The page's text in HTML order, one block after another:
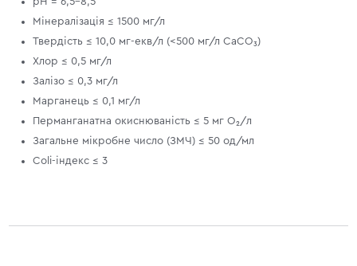
Мінералізація ≤ 1500 мг/л
Твердість ≤ 10,0 мг-екв/л (<500 мг/л CaCO₃)
Хлор ≤ 0,5 мг/л
Залізо ≤ 0,3 мг/л
Марганець ≤ 0,1 мг/л
Перманганатна окиснюваність ≤ 5 мг O₂/л
Загальне мікробне число (ЗМЧ) ≤ 50 од/мл
Coli-індекс ≤ 3